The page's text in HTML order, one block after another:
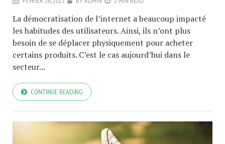
La démocratisation de l’internet a beaucoup impacté
les habitudes des utilisateurs. Ainsi, ils n’ont plus
besoin de se déplacer physiquement pour acheter
certains produits. C’est le cas aujourd’hui dans le
secteur...
CONTINUE READING